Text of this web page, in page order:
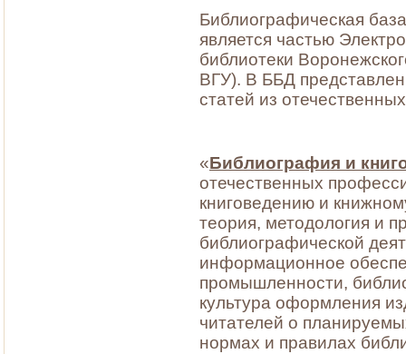
Библиографическая
является частью
библиотеки
ВГУ). В ББД
статей из
«Библиография и
отечественных
книговедению и
теория, методология и
библиографической
информационное
промышленности,
культура оформления
читателей о
нормах и правилах